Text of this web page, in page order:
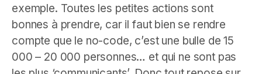
exemple. Toutes les petites actions sont
bonnes à prendre, car il faut bien se rendre
compte que le no-code, c’est une bulle de 15
000 – 20 000 personnes… et qui ne sont pas